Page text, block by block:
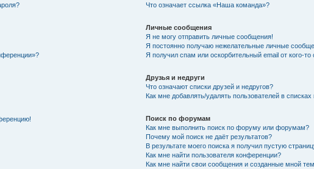
Что означает ссылка «Наша команда»?
Личные сообщения
Я не могу отправить личные сообщения!
Я постоянно получаю нежелательные личные
Я получил спам или оскорбительный email от кого-то
Друзья и недруги
Что означают списки друзей и недругов?
Как мне добавлять/удалять пользователей в
Поиск по форумам
Как мне выполнить поиск по форуму или форумам?
Почему мой поиск не даёт результатов?
В результате моего поиска я получил пустую
Как мне найти пользователя конференции?
Как мне найти свои сообщения и созданные мной